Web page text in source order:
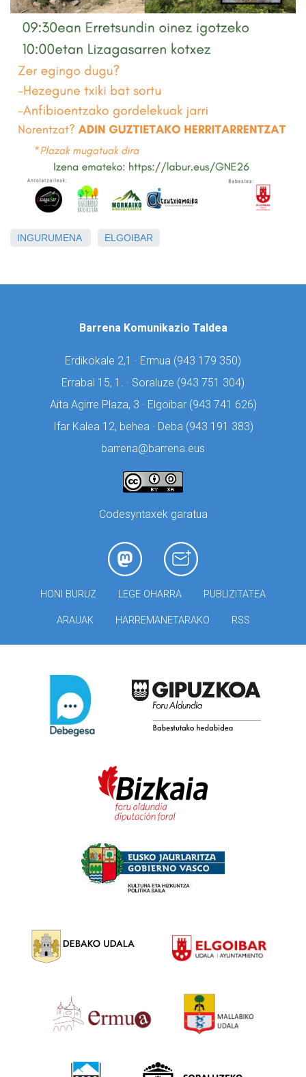
INGURUMENA ELGOIBAR
Barrena Komunikazio Taldea
Erdikokale 2,1 · Ermua (943 179 350)
Errabal 15, 1. · Soraluze (943 751 304)
Aita Agirre Plaza, 3 · Elgoibar (943 741 626)
Ifar Kalea 12, behea · Deba (943 191 383)
barrena@barrena.eus
Codesyntaxek garatua
HONI BURUZ LEGE OHARRA PUBLIZITATEA
ARAUAK HARREMANETARAKO RSS